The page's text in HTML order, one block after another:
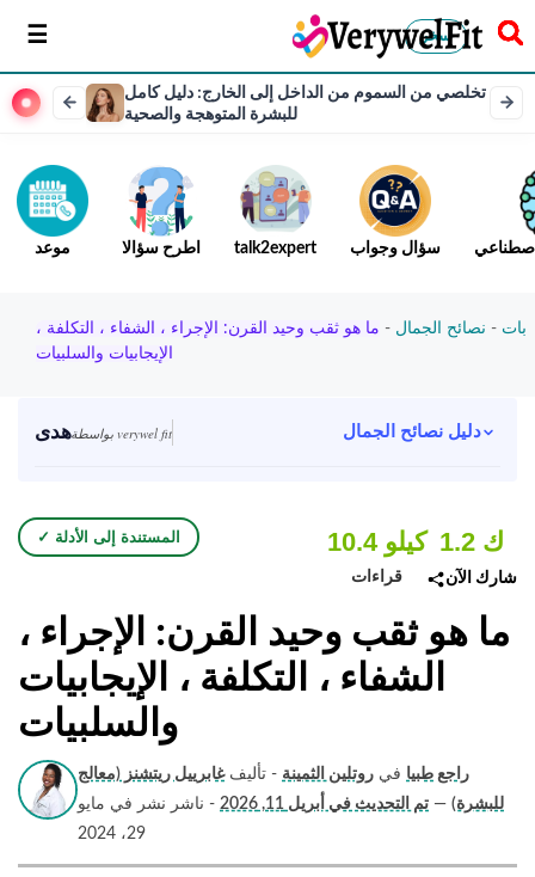
سخر
تخلصي من السموم من الداخل إلى الخارج: دليل كامل
للبشرة المتوهجة والصحية
موعد اطرح سؤالا talk2expert سؤال وجواب
بات - نصائح الجمال - ما هو ثقب وحيد القرن: الإجراء ، الشفاء ، التكلفة ،
الإيجابيات والسلبيات
هدى بواسطة verywel fit دليل نصائح الجمال
✓ المستندة إلى الأدلة 10.4 كيلو
قراءات
1.2 ك
شارك الآن
ما هو ثقب وحيد القرن: الإجراء ،
الشفاء ، التكلفة ، الإيجابيات
والسلبيات
راجع طبيا في روتلين الثمينة - تأليف غابرييل ريتشنز (معالج
للبشرة) — تم التحديث في أبريل 11, 2026
- ناشر نشر في مايو
29، 2024